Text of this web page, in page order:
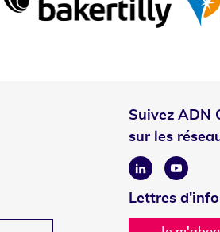
Suivez ADN
sur les
LinkedinYoutube
Lettres